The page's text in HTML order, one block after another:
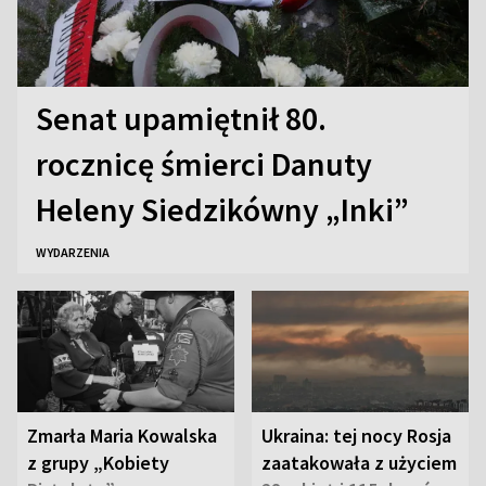
Senat upamiętnił 80.
rocznicę śmierci Danuty
Heleny Siedzikówny „Inki”
WYDARZENIA
Zmarła Maria Kowalska
z grupy „Kobiety
Ukraina: tej nocy Rosja
zaatakowała z użyciem